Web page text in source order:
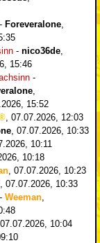
- Foreveralone
- nico36de
15:46
-
15:52
07.07.2026, 12:03
07.07.2026, 10:33
10:11
10:18
07.07.2026, 10:23
07.07.2026, 10:33
- Weeman
07.07.2026, 10:04